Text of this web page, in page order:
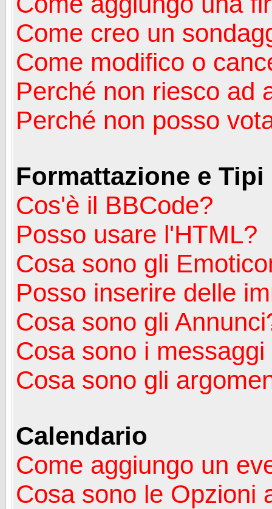
Come creo un
Come modifico o
Perché non riesco ad
Perché non posso
Formattazione e
Cos'è il BBCode?
Posso usare l'HTML?
Cosa sono gli
Posso inserire delle
Cosa sono gli
Cosa sono i
Cosa sono gli
Calendario
Come aggiungo un
Cosa sono le Opzioni